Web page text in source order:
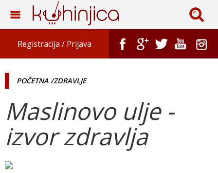
Registracija / Prijava
POČETNA /ZDRAVLJE
Maslinovo ulje -
izvor zdravlja